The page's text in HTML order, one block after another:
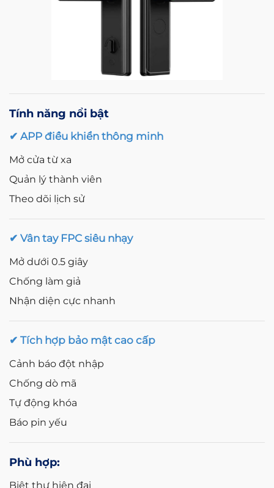
Tính năng nổi bật
✔ APP điều khiển thông minh
Mở cửa từ xa
Quản lý thành viên
Theo dõi lịch sử
✔ Vân tay FPC siêu nhạy
Mở dưới 0.5 giây
Chống làm giả
Nhận diện cực nhanh
✔ Tích hợp bảo mật cao cấp
Cảnh báo đột nhập
Chống dò mã
Tự động khóa
Báo pin yếu
Phù hợp:
Biệt thự hiện đại